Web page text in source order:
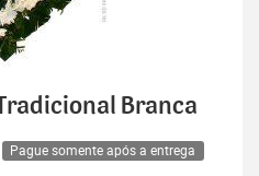
Branca
Pague somente após a entrega